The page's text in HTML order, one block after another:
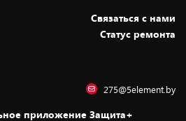
Cвязаться с нами
Статус ремонта
275@5element.by
приложение Защита+